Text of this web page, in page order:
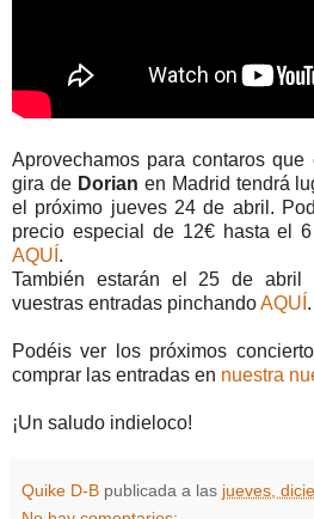
Aprovechamos para contaros
gira de Dorian en Madrid tendrá
el próximo jueves 24 de abril.
precio especial de 12€ hasta el
AQUÍ .
También estarán el 25 de abril
vuestras entradas pinchandoAQUÍ .
Podéis ver los próximos
comprar las entradas en nuestra
¡Un saludo indieloco!
Quike D-B publicada a las jueves,